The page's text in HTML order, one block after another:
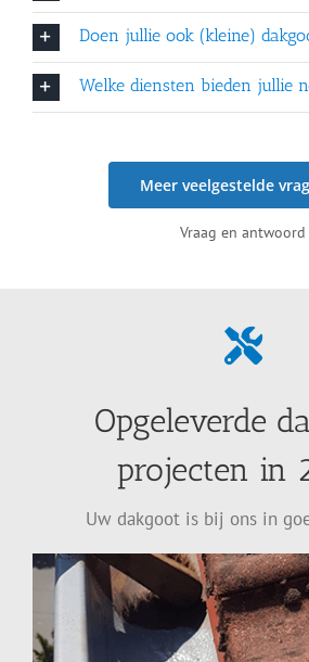
Doen jullie ook (kleine)
Welke diensten bieden jullie
Meer veelgestelde
Vraag en antwoord
Opgeleverde
projecten in
Uw dakgoot is bij ons in